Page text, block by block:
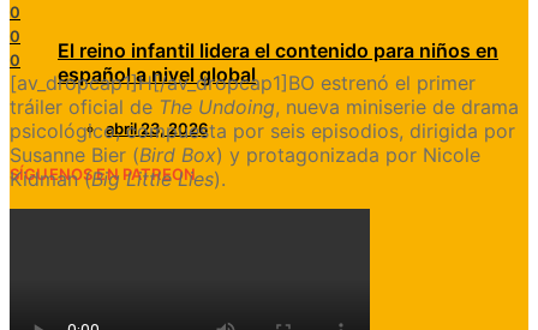
El reino infantil lidera el contenido para niños en
español a nivel global
abril 23, 2026
SÍGUENOS EN PATREON
0
0
0
[av_dropcap1]H[/av_dropcap1]BO estrenó el primer
tráiler oficial de The Undoing, nueva miniserie de drama
psicológico, compuesta por seis episodios, dirigida por
Susanne Bier (Bird Box) y protagonizada por Nicole
Kidman (Big Little Lies).